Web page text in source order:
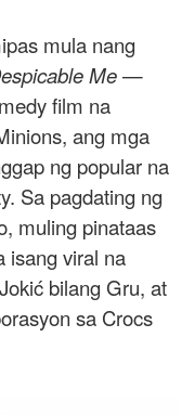
mula nang
Me—
film na
ang mga
ng popular na
Sa pagdating ng
muling pinataas
isang viral na
bilang Gru, at
sa Crocs